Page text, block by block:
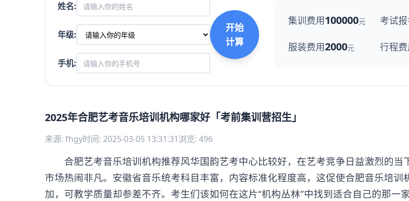
姓名:
年级:
手机:
开始
计算
集训费用100000元 考试
服装费用2000元 行程费
2025年合肥艺考音乐培训机构哪家好「考前集训营招生」
来源: fhgy时间: 2025-03-05 13:31:31浏览: 496
合肥艺考音乐培训机构推荐风华国韵艺考中心比较好，在艺考竞争日益激烈的当
市场热闹非凡。安徽省音乐统考科目丰富，内容标准化程度高，这促使合肥音乐培训
加，可教学质量却参差不齐。考生们该如何在这片“机构丛林”中找到适合自己的那一家